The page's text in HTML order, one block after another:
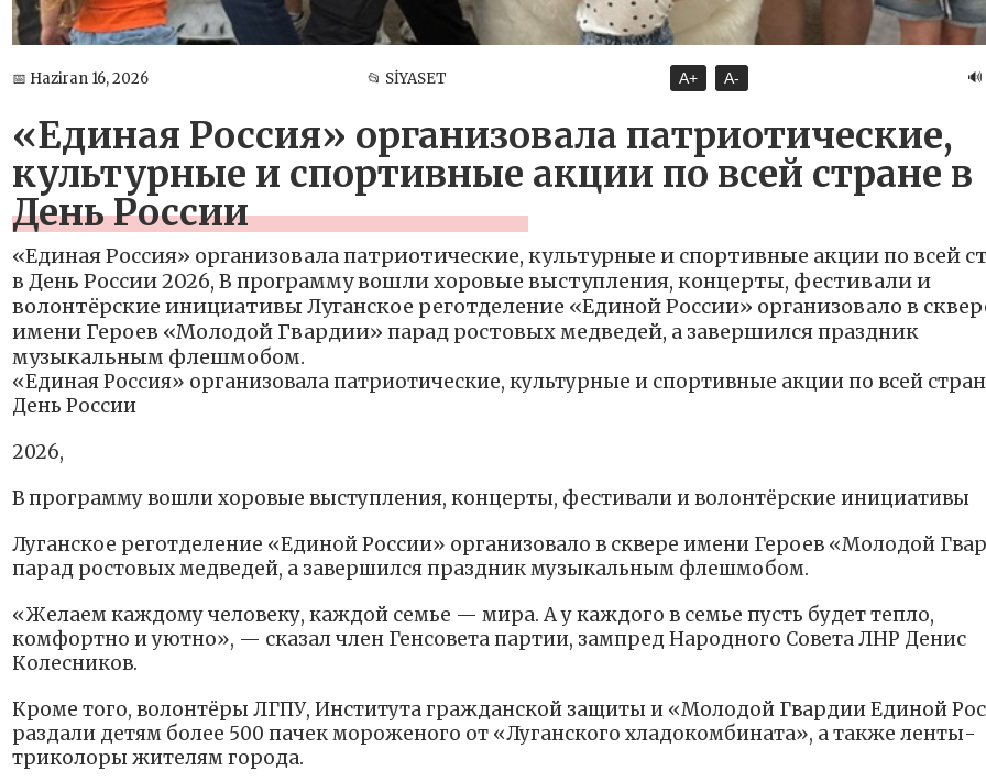
📅 Haziran 16, 2026 📂 SİYASET A+ A- 🔊
«Единая Россия» организовала патриотические,
культурные и спортивные акции по всей стране в
День России
«Единая Россия» организовала патриотические, культурные и спортивные акции по всей
в День России 2026, В программу вошли хоровые выступления, концерты, фестивали и
волонтёрские инициативы Луганское реготделение «Единой России» организовало в
имени Героев «Молодой Гвардии» парад ростовых медведей, а завершился праздник
музыкальным флешмобом.
«Единая Россия» организовала патриотические, культурные и спортивные акции по всей
День России
2026,
В программу вошли хоровые выступления, концерты, фестивали и волонтёрские инициативы
Луганское реготделение «Единой России» организовало в сквере имени Героев «Молодой
парад ростовых медведей, а завершился праздник музыкальным флешмобом.
«Желаем каждому человеку, каждой семье — мира. А у каждого в семье пусть будет тепло,
комфортно и уютно», — сказал член Генсовета партии, зампред Народного Совета ЛНР Денис
Колесников.
Кроме того, волонтёры ЛГПУ, Института гражданской защиты и «Молодой Гвардии Единой
раздали детям более 500 пачек мороженого от «Луганского хладокомбината», а также ленты-
триколоры жителям города.